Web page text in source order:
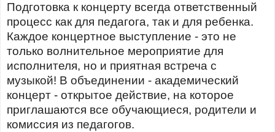
Подготовка к концерту всегда ответственный
процесс как для педагога, так и для ребенка.
Каждое концертное выступление - это не
только волнительное мероприятие для
исполнителя, но и приятная встреча с
музыкой! В объединении - академический
концерт - открытое действие, на которое
приглашаются все обучающиеся, родители и
комиссия из педагогов.